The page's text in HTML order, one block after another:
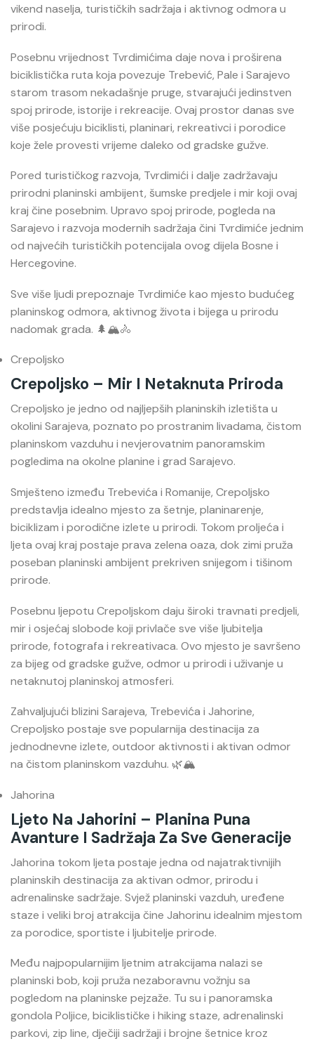
vikend naselja, turističkih sadržaja i aktivnog odmora u
prirodi.
Posebnu vrijednost Tvrdimićima daje nova i proširena
biciklistička ruta koja povezuje Trebević, Pale i Sarajevo
starom trasom nekadašnje pruge, stvarajući jedinstven
spoj prirode, istorije i rekreacije. Ovaj prostor danas sve
više posjećuju biciklisti, planinari, rekreativci i porodice
koje žele provesti vrijeme daleko od gradske gužve.
Pored turističkog razvoja, Tvrdimići i dalje zadržavaju
prirodni planinski ambijent, šumske predjele i mir koji ovaj
kraj čine posebnim. Upravo spoj prirode, pogleda na
Sarajevo i razvoja modernih sadržaja čini Tvrdimiće jednim
od najvećih turističkih potencijala ovog dijela Bosne i
Hercegovine.
Sve više ljudi prepoznaje Tvrdimiće kao mjesto budućeg
planinskog odmora, aktivnog života i bijega u prirodu
nadomak grada. 🌲🏔️🚴
Crepoljsko
Crepoljsko – Mir I Netaknuta Priroda
Crepoljsko je jedno od najljepših planinskih izletišta u
okolini Sarajeva, poznato po prostranim livadama, čistom
planinskom vazduhu i nevjerovatnim panoramskim
pogledima na okolne planine i grad Sarajevo.
Smješteno između Trebevića i Romanije, Crepoljsko
predstavlja idealno mjesto za šetnje, planinarenje,
biciklizam i porodične izlete u prirodi. Tokom proljeća i
ljeta ovaj kraj postaje prava zelena oaza, dok zimi pruža
poseban planinski ambijent prekriven snijegom i tišinom
prirode.
Posebnu ljepotu Crepoljskom daju široki travnati predjeli,
mir i osjećaj slobode koji privlače sve više ljubitelja
prirode, fotografa i rekreativaca. Ovo mjesto je savršeno
za bijeg od gradske gužve, odmor u prirodi i uživanje u
netaknutoj planinskoj atmosferi.
Zahvaljujući blizini Sarajeva, Trebevića i Jahorine,
Crepoljsko postaje sve popularnija destinacija za
jednodnevne izlete, outdoor aktivnosti i aktivan odmor
na čistom planinskom vazduhu. 🌿🏔️
Jahorina
Ljeto Na Jahorini – Planina Puna
Avanture I Sadržaja Za Sve Generacije
Jahorina tokom ljeta postaje jedna od najatraktivnijih
planinskih destinacija za aktivan odmor, prirodu i
adrenalinske sadržaje. Svjež planinski vazduh, uređene
staze i veliki broj atrakcija čine Jahorinu idealnim mjestom
za porodice, sportiste i ljubitelje prirode.
Među najpopularnijim ljetnim atrakcijama nalazi se
planinski bob, koji pruža nezaboravnu vožnju sa
pogledom na planinske pejzaže. Tu su i panoramska
gondola Poljice, biciklističke i hiking staze, adrenalinski
parkovi, zip line, dječiji sadržaji i brojne šetnice kroz